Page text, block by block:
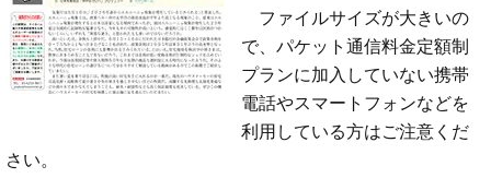
ファイルサイズが大きいの
で、パケット通信料金定額制
プランに加入していない携帯
電話やスマートフォンなどを
利用している方はご注意くだ
さい。